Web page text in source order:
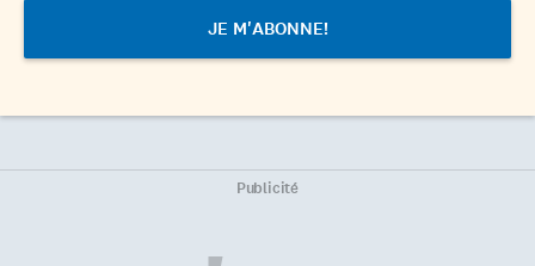
Publicité